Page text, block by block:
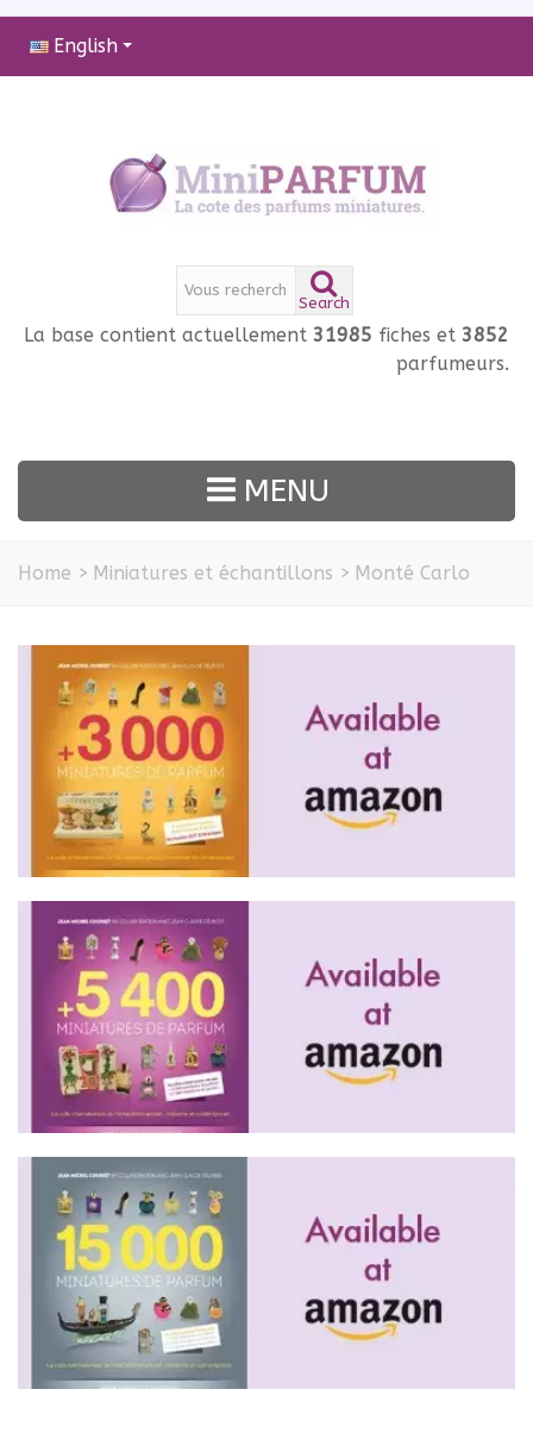
English
Search
La base contient actuellement 31985 fiches et 3852
parfumeurs.
MENU
Home > Miniatures et échantillons > Monté Carlo